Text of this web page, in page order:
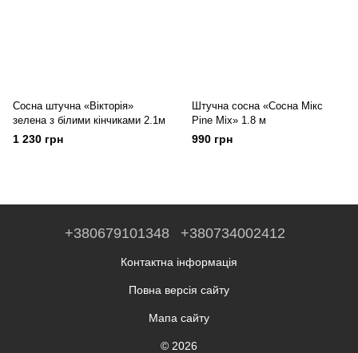
Сосна штучна «Вікторія»
зелена з білими кінчиками 2.1м
1 230 грн
Штучна сосна «Сосна Мікс
Pine Mix» 1.8 м
990 грн
+380679101348 +380734002412
Контактна інформація
Повна версія сайту
Мапа сайту
© 2026